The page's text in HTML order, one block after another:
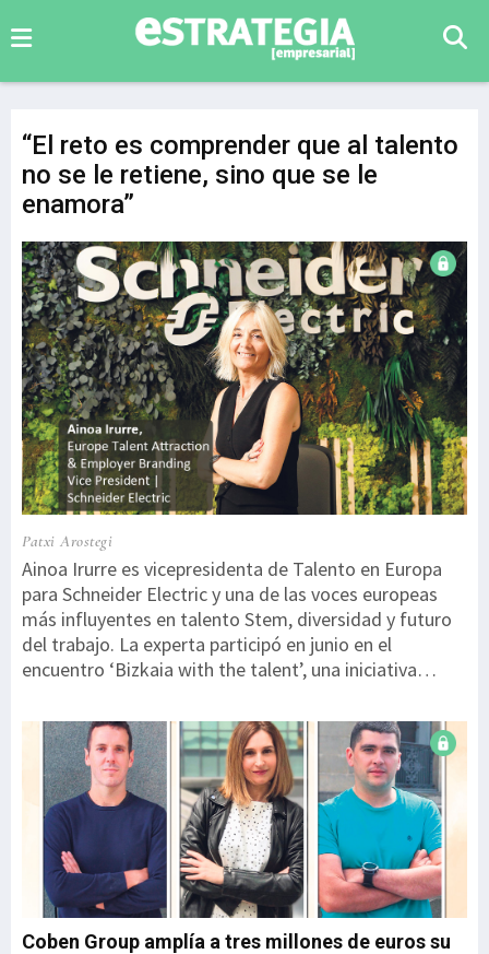
“El reto es comprender que al talento
no se le retiene, sino que se le
enamora”
Patxi Arostegi
Ainoa Irurre es vicepresidenta de Talento en Europa
para Schneider Electric y una de las voces europeas
más influyentes en talento Stem, diversidad y futuro
del trabajo. La experta participó en junio en el
encuentro ‘Bizkaia with the talent’, una iniciativa
ecosistema tecnológico cada vez más competitivo
como el actual, ¿cuáles son las principales tendencias
en la gestión del talento?Hoy el talento ya no es solo
cosa del área de Personas. Es negocio. En entornos
como el nuestro, la diferencia no la marca solo la
tecnología, sino lo rápido que eres capaz de
desarrollar a tu gente. Estamos pasando de pensar en
puestos a pensar en habilidades. Ya no importa tanto
‘qué eres’ o el puesto que o...
Coben Group amplía a tres millones de euros su